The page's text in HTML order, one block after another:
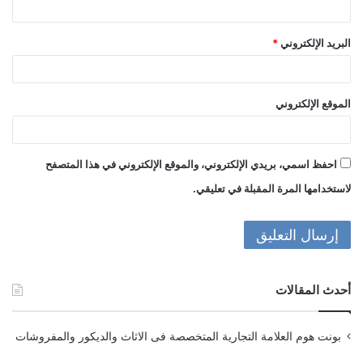
البريد الإلكتروني *
الموقع الإلكتروني
احفظ اسمي، بريدي الإلكتروني، والموقع الإلكتروني في هذا المتصفح
لاستخدامها المرة المقبلة في تعليقي.
أحدث المقالات
بونت هوم العلامة التجارية المتخصصة فى الاثاث والديكور والمفروشات